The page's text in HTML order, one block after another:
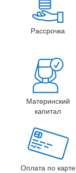
Рассрочка
Материнский
капитал
Оплата по карте